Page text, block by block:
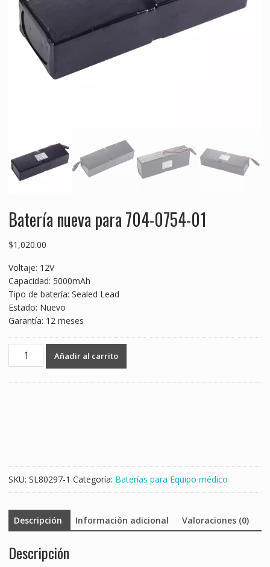
Batería nueva para 704-0754-01
$1,020.00
Voltaje: 12V
Capacidad: 5000mAh
Tipo de batería: Sealed Lead
Estado: Nuevo
Garantía: 12 meses
Batería
nueva
Añadir al carrito
SKU: SL80297-1 Categoría: Baterías para Equipo médico
Descripción Información adicional Valoraciones (0)
Descripción